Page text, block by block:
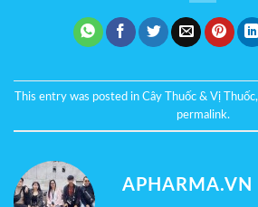
This entry was posted in Cây Thuốc & Vị Thuốc,
permalink.
APHARMA.VN